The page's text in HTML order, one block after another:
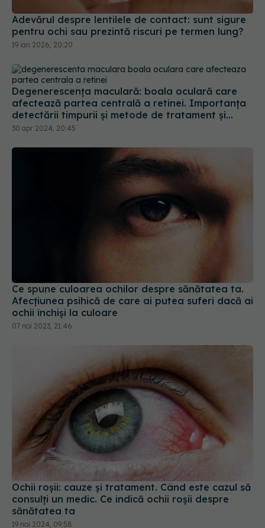
Adevărul despre lentilele de contact: sunt sigure
pentru ochi sau prezintă riscuri pe termen lung?
19 ian 2026, 20:20
Degenerescența maculară: boala oculară care
afectează partea centrală a retinei. Importanța
detectării timpurii și metode de tratament și
prevenție
30 apr 2024, 20:45
Ce spune culoarea ochilor despre sănătatea ta.
Afecțiunea psihică de care ai putea suferi dacă ai
ochii închiși la culoare
07 noi 2023, 21:46
Ochii roșii: cauze și tratament. Când este cazul să
consulți un medic. Ce indică ochii roșii despre
sănătatea ta
19 noi 2024, 09:58